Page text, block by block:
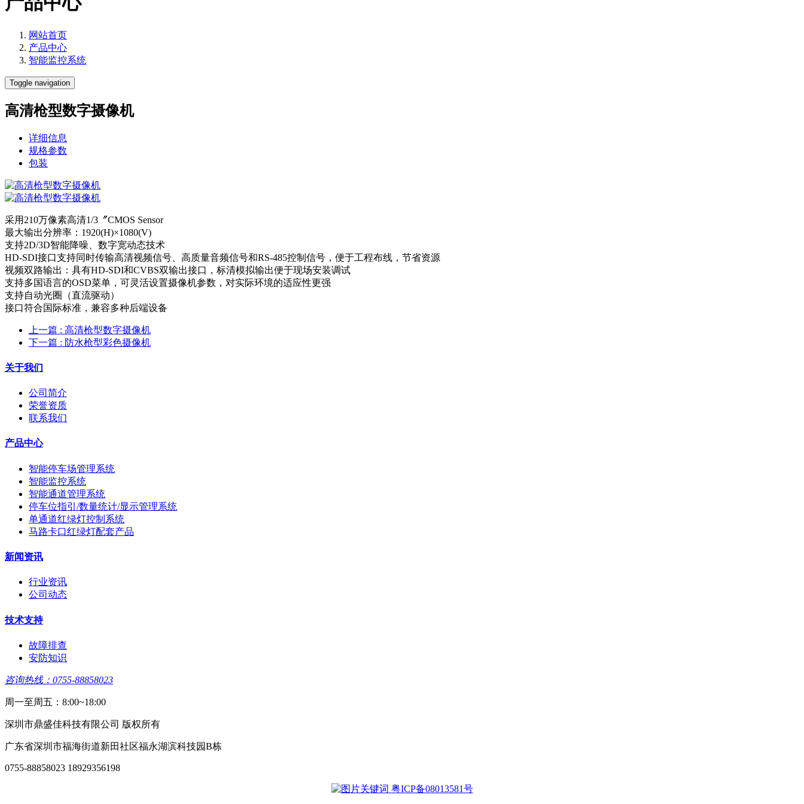
网站首页
产品中心
智能监控系统
Toggle navigation
高清枪型数字摄像机
详细信息
规格参数
包装
采用210万像素高清1/3〞CMOS Sensor
最大输出分辨率：1920(H)×1080(V)
支持2D/3D智能降噪、数字宽动态技术
HD-SDI接口支持同时传输高清视频信号、高质量音频信号和RS-485控制信号，便于工程布线，节省资源
视频双路输出：具有HD-SDI和CVBS双输出接口，标清模拟输出便于现场安装调试
支持多国语言的OSD菜单，可灵活设置摄像机参数，对实际环境的适应性更强
支持自动光圈（直流驱动）
接口符合国际标准，兼容多种后端设备
上一篇 : 高清枪型数字摄像机
下一篇 : 防水枪型彩色摄像机
关于我们
公司简介
荣誉资质
联系我们
产品中心
智能停车场管理系统
智能监控系统
智能通道管理系统
停车位指引/数量统计/显示管理系统
单通道红绿灯控制系统
马路卡口红绿灯配套产品
新闻资讯
行业资讯
公司动态
技术支持
故障排查
安防知识
咨询热线：0755-88858023
周一至周五：8:00~18:00
深圳市鼎盛佳科技有限公司 版权所有
广东省深圳市福海街道新田社区福永湖滨科技园B栋
0755-88858023 18929356198
粤ICP备08013581号